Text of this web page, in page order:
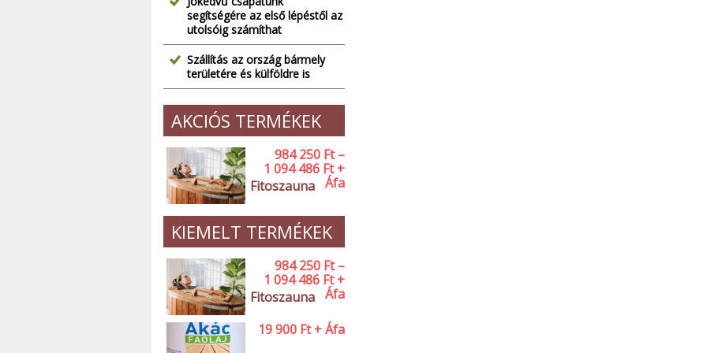
segítségére az első lépéstől az
utolsóig számíthat
Szállítás az ország bármely
területére és külföldre is
AKCIÓS TERMÉKEK
Fitoszauna
984 250 Ft –
1 094 486 Ft +
Áfa
KIEMELT TERMÉKEK
Fitoszauna
984 250 Ft –
1 094 486 Ft +
Áfa
19 900 Ft + Áfa